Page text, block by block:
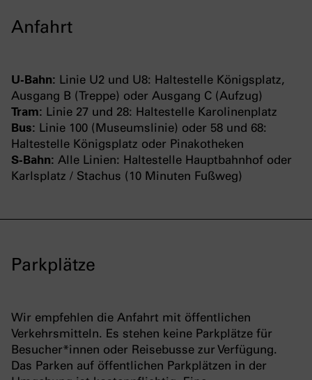
Anfahrt
U-Bahn: Linie U2 und U8: Haltestelle Königsplatz,
Ausgang B (Treppe) oder Ausgang C (Aufzug)
Tram: Linie 27 und 28: Haltestelle Karolinenplatz
Bus: Linie 100 (Museumslinie) oder 58 und 68:
Haltestelle Königsplatz oder Pinakotheken
S-Bahn: Alle Linien: Haltestelle Hauptbahnhof oder
Karlsplatz / Stachus (10 Minuten Fußweg)
Parkplätze
Wir empfehlen die Anfahrt mit öffentlichen
Verkehrsmitteln. Es stehen keine Parkplätze für
Besucher*innen oder Reisebusse zur Verfügung.
Das Parken auf öffentlichen Parkplätzen in der